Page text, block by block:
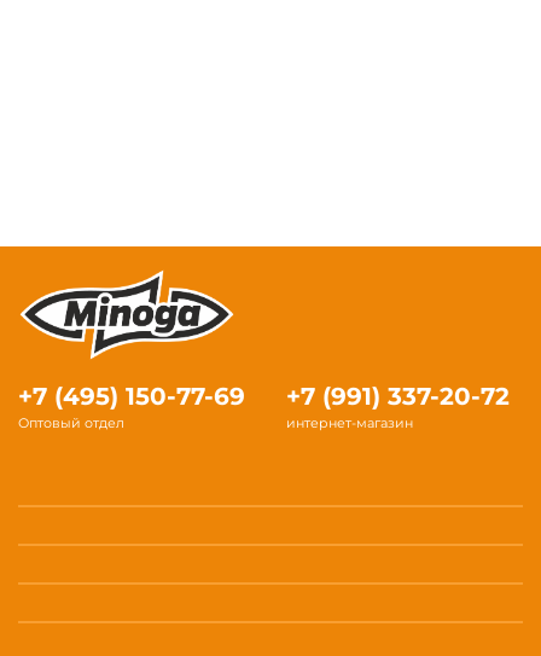
+7 (495) 150-77-69
Оптовый отдел
+7 (991) 337-20-72
интернет-магазин